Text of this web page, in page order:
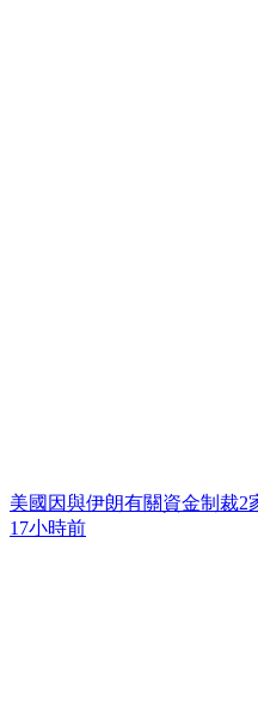
美國因與伊朗有關資金制裁2
17小時前